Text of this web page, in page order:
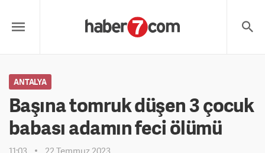
ANTALYA
Başına tomruk düşen 3 çocuk
babası adamın feci ölümü